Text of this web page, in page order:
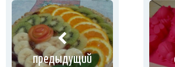
предыдущий